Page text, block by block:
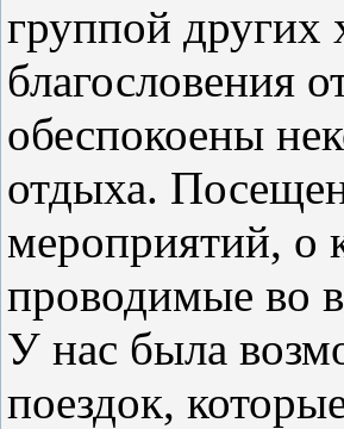
группой
благословения
обеспокоены
отдыха.
мероприятий, о
проводимые во
У нас была
поездок,